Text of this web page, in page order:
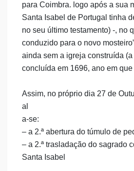
para Coimbra. logo após a sua
Santa Isabel de Portugal tinha
no seu último testamento) -, no
conduzido para o novo
ainda sem a igreja construída
concluída em 1696, ano em
Assim, no próprio dia 27 de
al
a-se:
– a 2.ª abertura do túmulo de
– a 2.ª trasladação do sagrado
Santa Isabel